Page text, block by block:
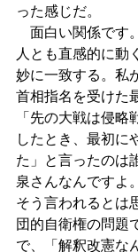
った感じだ。
面白い関係です
人とも直感的に動
妙に一致する。私
首相指名を受けた
「先の大戦は侵
したとき、最初に
た」と言ったのは
泉さんなんですよ
そう言われるとは
団的自衛権の問題
で、「解釈改憲な